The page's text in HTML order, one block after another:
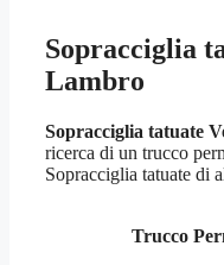
Sopracciglia
Lambro
Sopracciglia tatuate
ricerca di un trucco
Sopracciglia tatuate di
Trucco